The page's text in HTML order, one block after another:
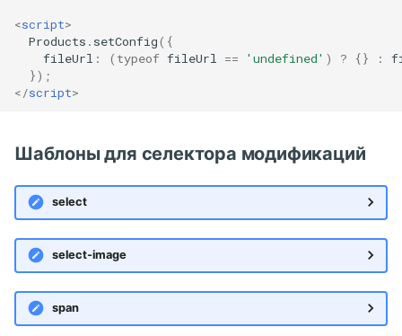
<script>
Products . setConfig({
fileUrl : ( typeof fileUrl == 'undefined' ) ? {} :
});
</script>
Шаблоны для селектора модификаций
select
select-image
span